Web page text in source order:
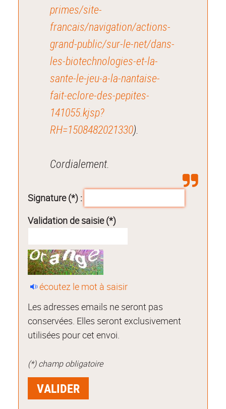
primes/site-
francais/navigation/actions-
grand-public/sur-le-net/dans-
les-biotechnologies-et-la-
sante-le-jeu-a-la-nantaise-
fait-eclore-des-pepites-
141055.kjsp?
RH=1508482021330).
Cordialement.
Signature (*) :
Validation de saisie (*)
écoutez le mot à saisir
Les adresses emails ne seront pas
conservées. Elles seront exclusivement
utilisées pour cet envoi.
(*) champ obligatoire